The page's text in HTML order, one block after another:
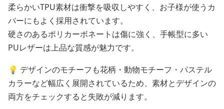
柔らかいTPU素材は衝撃を吸収しやすく、お子様が使うカ
バーにもよく採用されています。
硬さのあるポリカーボネートは傷に強く、手帳型に多い
PUレザーは上品な質感が魅力です。
💡 デザインのモチーフも花柄・動物モチーフ・パステル
カラーなど幅広く展開されているため、素材とデザインの
両方をチェックすると失敗が減ります。